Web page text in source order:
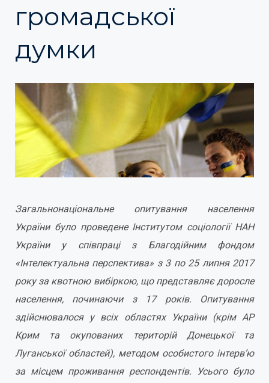
громадської
думки
Загальнонаціональне опитування населення
України було проведене Інститутом соціології НАН
України у співпраці з Благодійним фондом
«Інтелектуальна перспектива» з 3 по 25 липня 2017
року за квотною вибіркою, що представляє доросле
населення, починаючи з 17 років. Опитування
здійснювалося у всіх областях України (крім АР
Крим та окупованих територій Донецької та
Луганської областей), методом особистого інтерв’ю
за місцем проживання респондентів. Усього було